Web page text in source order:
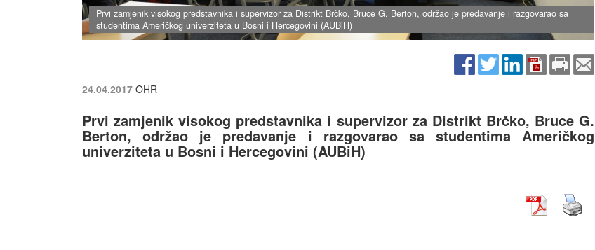
Prvi zamjenik visokog predstavnika i supervizor za Distrikt Brčko, Bruce G. Berton, održao je predavanje i razgovarao sa
studentima Američkog univerziteta u Bosni i Hercegovini (AUBiH)
24.04.2017 OHR
Prvi zamjenik visokog predstavnika i supervizor za Distrikt Brčko, Bruce G.
Berton, održao je predavanje i razgovarao sa studentima Američkog
univerziteta u Bosni i Hercegovini (AUBiH)